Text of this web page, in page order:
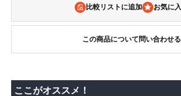
比較リストに追加
この商品について問い合わせる
ここがオススメ！